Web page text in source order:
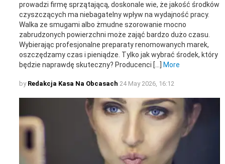
prowadzi firmę sprzątającą, doskonale wie, że jakość środków
czyszczących ma niebagatelny wpływ na wydajność pracy.
Walka ze smugami albo żmudne szorowanie mocno
zabrudzonych powierzchni może zająć bardzo dużo czasu.
Wybierając profesjonalne preparaty renomowanych marek,
oszczędzamy czas i pieniądze. Tylko jak wybrać środek, który
będzie naprawdę skuteczny? Producenci […]
More
by Redakcja Kasa Na Obcasach 24 May 2026, 16:12